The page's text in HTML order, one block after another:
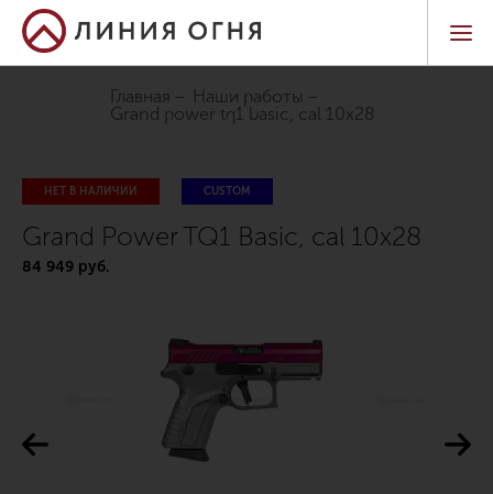
Главная
Наши работы
grand power tq1 basic, cal 10x28
НЕТ В НАЛИЧИИ CUSTOM
Grand Power TQ1 Basic, cal 10x28
84 949 руб.